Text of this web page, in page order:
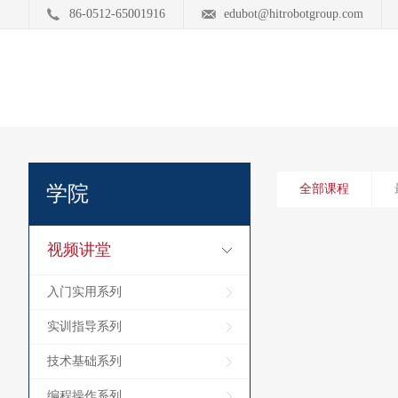
86-0512-65001916 edubot@hitrobotgroup.com
学院
视频讲堂
入门实用系列
实训指导系列
技术基础系列
全部课程